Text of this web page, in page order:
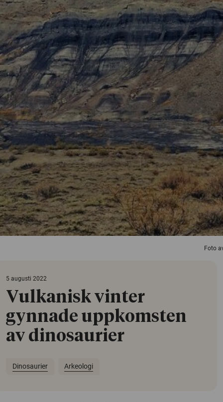
Foto
5 augusti 2022
Vulkanisk vinter
gynnade uppkomsten
av dinosaurier
Dinosaurier Arkeologi